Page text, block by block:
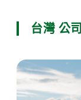
台灣 公司